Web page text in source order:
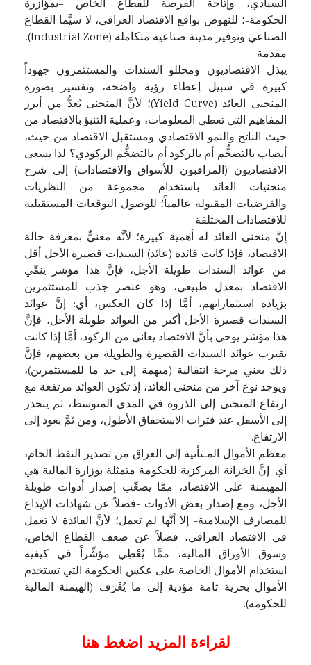
السيادي، وإتاحة الفرصة للقطاع الخاص –بمؤازرة
الحكومة-؛ للنهوض بواقع الاقتصاد العراقي، لا سيَّما القطاع
الصناعي وتوفير مدينة صناعية متكاملة (Industrial Zone).
مقدمة
يبذل الاقتصاديون ومحللو السندات والمستثمرون جهوداً
كبيرة في سبيل إعطاء رؤية واضحة، وتفسير بصورة
المنحنى العائد (Yield Curve)؛ لأنَّ المنحنى يُعدُّ من أبرز
المفاهيم التي تعطي المعلومات، وعملية التنبؤ بالاقتصاد من
حيث الناتج والنمو الاقتصادي ومستقبل الاقتصاد من حيث،
أيصاب بالتضخُّم أم بالركود أم بالتضخُّم الركودي؟ لذا يسعى
الاقتصاديون (المراقبون للأسواق والاقتصادات) إلى شرح
منحنيات العائد باستخدام مجموعة من النظريات
والفرضيات المقبولة عالمياً؛ للوصول التوقعات المستقبلية
للاقتصادات المختلفة.
إنَّ منحنى العائد له أهمية كبيرة؛ لأنَّه معنيٌّ بمعرفة حالة
الاقتصاد، فإذا كانت فائدة (عائد) السندات قصيرة الأجل أقل
من عوائد السندات طويلة الأجل، فإنَّ هذا مؤشر ينمِّي
الاقتصاد بمعدل طبيعي، وهو عنصر جذب للمستثمرين
بزيادة استثماراتهم، أمَّا إذا كان العكس، أي: إنَّ عوائد
السندات قصيرة الأجل أكبر من العوائد طويلة الأجل، فإنَّ
هذا مؤشر يوحي بأنَّ الاقتصاد يعاني من الركود، أمَّا إذا كانت
تقترب عوائد السندات القصيرة والطويلة من بعضهم، فإنَّ
ذلك يعني مرحة انتقالية (مبهمة إلى حد ما للمستثمرين)،
ويوجد نوع آخر من منحنى العائد، إذ تكون العوائد مرتفعة مع
ارتفاع المنحنى إلى الذروة في المدى المتوسط، ثم ينحدر
إلى الأسفل عند فترات الاستحقاق الأطول، ومن ثَمَّ يعود إلى
الارتفاع.
معظم الأموال المـتأتية إلى العراق من تصدير النفط الخام،
أي: إنَّ الخزانة المركزية للحكومة متمثلة بوزارة المالية هي
المهيمنة على الاقتصاد، ممَّا يصعِّب إصدار أدوات طويلة
الأجل، ومع إصدار بعض الأدوات -فضلاً عن شهادات الإيداع
للمصارف الإسلامية- إلا أنَّها لم تعمل؛ لأنَّ الفائدة لا تعمل
في الاقتصاد العراقي، فضلاً عن ضعف القطاع الخاص،
وسوق الأوراق المالية، ممَّا يُعْطِي مؤشِّراً في كيفية
استخدام الأموال الخاصة على عكس الحكومة التي تستخدم
الأموال بحرية تامة مؤدية إلى ما يُعْرَف (الهيمنة المالية
للحكومة).
لقراءة المزيد اضغط هنا